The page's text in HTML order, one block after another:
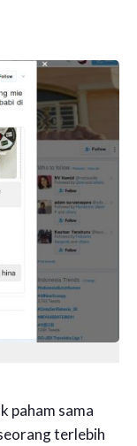
paham sama
terlebih